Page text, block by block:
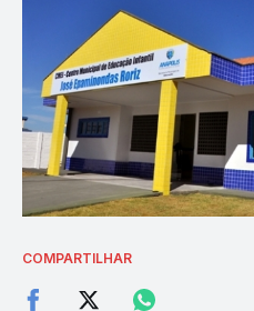
COMPARTILHAR